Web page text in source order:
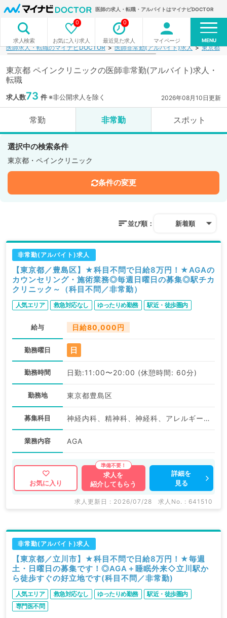
医師の求人・転職・アルバイトはマイナビDOCTOR
求人検索 お気に入り求人
0
最近見た求人
0
マイページ MENU
医師求人・転職のマイナビDOCTOR 医師非常勤(アルバイト)求人 東京都
東京都 ペインクリニックの医師非常勤(アルバイト)求人・
転職
求人数73 件※非公開求人を除く 2026年08月10日更新
常勤 非常勤 スポット
選択中の検索条件
東京都・ペインクリニック
条件の変更
並び順： 新着順
非常勤(アルバイト)求人
【東京都／豊島区】★科目不問で日給8万円！★AGAの
カウンセリング・施術業務◎毎週日曜日の募集◎駅チカ
クリニック～（科目不問／非常勤）
人気エリア 救急対応なし ゆったりめ勤務 駅近・徒歩圏内
給与 日給80,000円
勤務曜日 日
勤務時間 日勤:11:00〜20:00 (休憩時間: 60分)
勤務地 東京都豊島区
募集科目 神経内科、精神科、神経科、アレルギー科、リウマチ科、小児科、整形外科、形成外科、美容外科、脳神経外科、呼吸器外科、心臓血管外科、小児外科、皮膚科、泌尿器科、産婦人科、産科、婦人科、眼科、耳鼻咽喉科、気管食道科、放射線科、リハビリテーション科、麻酔科、ペインクリニック、人工透析科、緩和ケア科、一般内科、循環器内科、呼吸器内科、消化器内科、内分泌・代謝内科、腎臓内科、老年内科、血液内科、外科系全般、一般外科、消化器外科、乳腺外科、総合診療科、美容皮膚科、健診・人間ドック、救急科・ＩＣＵ、病理科、基礎医学系、膠原病科、スポーツ整形外科、大腸・肛門外科、その他、産業医、科目不問
業務内容 AGA
お気に入り
求人を
紹介してもらう
詳細を
見る
求人更新日 : 2026/07/28 求人No. : 641510
非常勤(アルバイト)求人
【東京都／立川市】★科目不問で日給8万円！★毎週
土・日曜日の募集です！◎AGA＋睡眠外来◇立川駅か
ら徒歩すぐの好立地です(科目不問／非常勤)
人気エリア 救急対応なし ゆったりめ勤務
駅近・徒歩圏内
専門医不問